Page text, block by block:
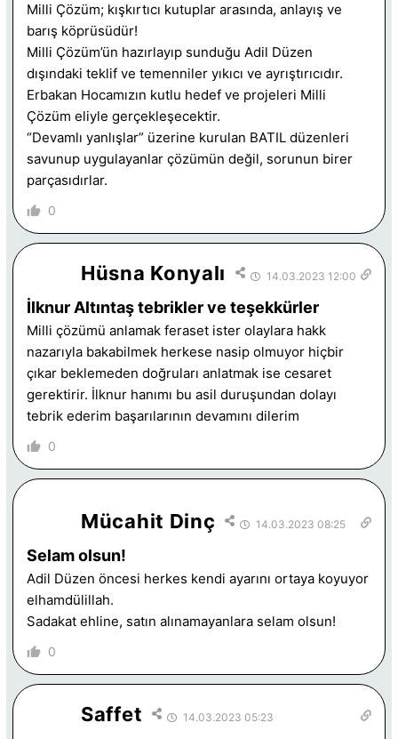
Milli Çözüm; kışkırtıcı kutuplar arasında, anlayış ve
barış köprüsüdür!
Milli Çözüm’ün hazırlayıp sunduğu Adil Düzen
dışındaki teklif ve temenniler yıkıcı ve ayrıştırıcıdır.
Erbakan Hocamızın kutlu hedef ve projeleri Milli
Çözüm eliyle gerçekleşecektir.
“Devamlı yanlışlar” üzerine kurulan BATIL düzenleri
savunup uygulayanlar çözümün değil, sorunun birer
parçasıdırlar.
0
Hüsna Konyalı 14.03.2023 12:00
İlknur Altıntaş tebrikler ve teşekkürler
Milli çözümü anlamak feraset ister olaylara hakk
nazarıyla bakabilmek herkese nasip olmuyor hiçbir
çıkar beklemeden doğruları anlatmak ise cesaret
gerektirir. İlknur hanımı bu asil duruşundan dolayı
tebrik ederim başarılarının devamını dilerim
0
Mücahit Dinç 14.03.2023 08:25
Selam olsun!
Adil Düzen öncesi herkes kendi ayarını ortaya koyuyor
elhamdülillah.
Sadakat ehline, satın alınamayanlara selam olsun!
0
Saffet 14.03.2023 05:23